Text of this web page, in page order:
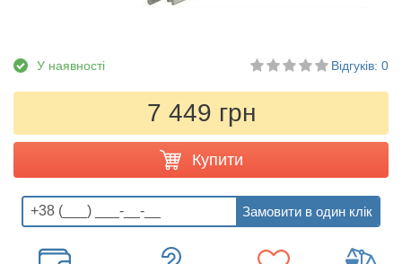
У наявності Відгуків: 0
7 449 грн
Купити